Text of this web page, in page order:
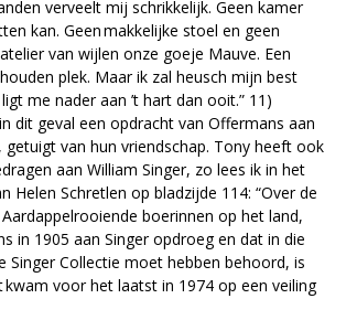
verveelt mij schrikkelijk. Geen kamer
kan. Geen makkelijke stoel en geen
atelier van wijlen onze goeje Mauve. Een
plek. Maar ik zal heusch mijn best
me nader aan ’t hart dan ooit.” 11)
dit geval een opdracht van Offermans aan
getuigt van hun vriendschap. Tony heeft ook
aan William Singer, zo lees ik in het
Helen Schretlen op bladzijde 114: “Over de
boerinnen op het land,
in 1905 aan Singer opdroeg en dat in die
Singer Collectie moet hebben behoord, is
kwam voor het laatst in 1974 op een veiling